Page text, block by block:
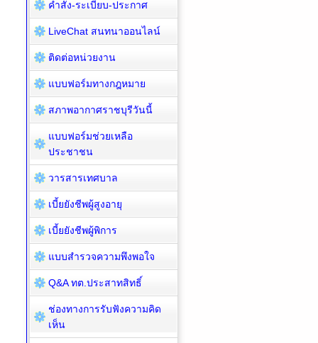
คำสั่ง-ระเบียบ-ประกาศ
LiveChat สนทนาออนไลน์
ติดต่อหน่วยงาน
แบบฟอร์มทางกฎหมาย
สภาพอากาศราชบุรีวันนี้
แบบฟอร์มช่วยเหลือ
ประชาชน
วารสารเทศบาล
เบี้ยยังชีพผู้สูงอายุ
เบี้ยยังชีพผู้พิการ
แบบสำรวจความพึงพอใจ
Q&A ทต.ประสาทสิทธิ์
ช่องทางการรับฟังความคิด
เห็น